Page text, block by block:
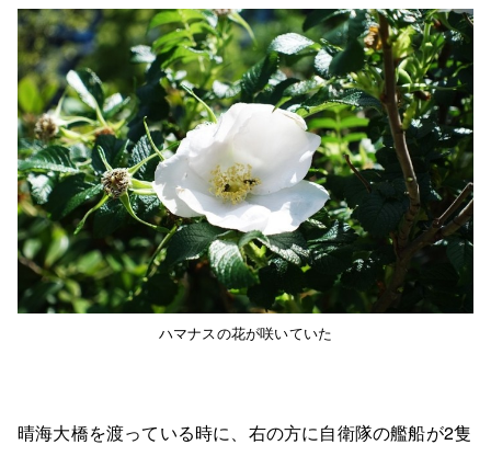
ハマナスの花が咲いていた
晴海大橋を渡っている時に、右の方に自衛隊の艦船が2隻